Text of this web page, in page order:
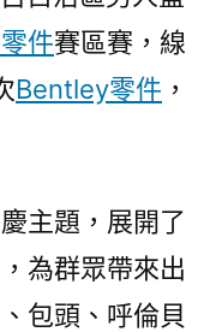
件賽區賽，線
Bentley零件 ，
主題，展開了
為群眾帶來出
包頭、呼倫貝